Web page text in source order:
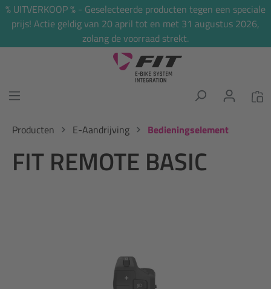
% UITVERKOOP % - Geselecteerde producten tegen een speciale
prijs! Actie geldig van 20 april tot en met 31 augustus 2026,
zolang de voorraad strekt.
Producten E-Aandrijving Bedieningselement
FIT REMOTE BASIC